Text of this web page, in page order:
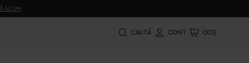
ACUM
CAUTĂ CONT COȘ